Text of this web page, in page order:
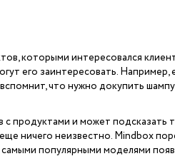
которыми интересовался
его заинтересовать. Например,
что нужно докупить
продуктами и может подсказать
ничего неизвестно. Mindbox
самыми популярными моделями